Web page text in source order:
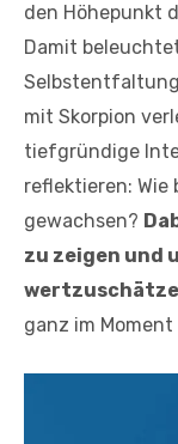
den Höhepunkt
Damit
Selbstentfaltung
mit Skorpion
tiefgründige
reflektieren: Wie
gewachsen?
zu zeigen und
ganz im